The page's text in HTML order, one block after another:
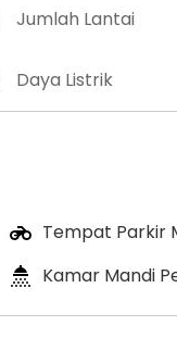
Jumlah Lantai
Daya Listrik
Tempat Parkir
Kamar Mandi